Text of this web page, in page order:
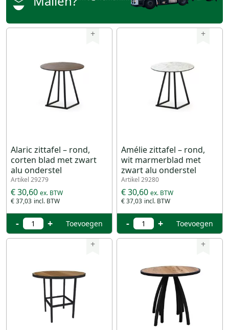
+
Alaric zittafel – rond,
corten blad met zwart
alu onderstel
Artikel 29279
€ 37,03
€ 30,60
- + Toevoegen
+
Amélie zittafel – rond,
wit marmerblad met
zwart alu onderstel
Artikel 29280
€ 37,03
€ 30,60
- + Toevoegen
+ +